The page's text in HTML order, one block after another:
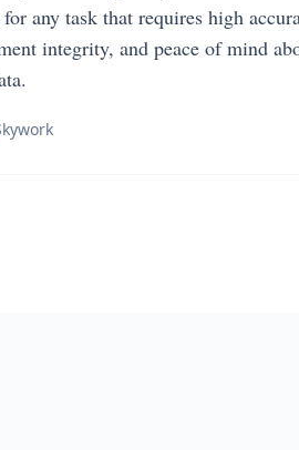
any task that requires high
integrity, and peace of mind